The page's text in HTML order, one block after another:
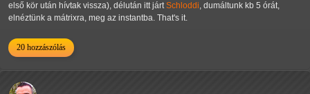
első kör után hívtak vissza), délután itt jártSchloddi, dumáltunk kb 5 órát,
elnéztünk a mátrixra, meg az instantba. That's it.
20 hozzászólás